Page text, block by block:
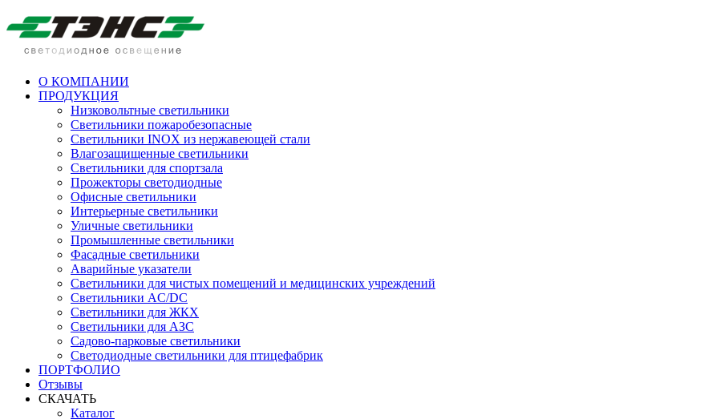
О КОМПАНИИ
ПРОДУКЦИЯ
Низковольтные светильники
Cветильники пожаробезопасные
Светильники INOX из нержавеющей стали
Влагозащищенные светильники
Светильники для спортзала
Прожекторы светодиодные
Офисные светильники
Интерьерные светильники
Уличные светильники
Промышленные светильники
Фасадные светильники
Аварийные указатели
Светильники для чистых помещений и медицинских учреждений
Светильники AC/DC
Светильники для ЖКХ
Светильники для АЗС
Садово-парковые светильники
Светодиодные светильники для птицефабрик
ПОРТФОЛИО
Отзывы
СКАЧАТЬ
Каталог